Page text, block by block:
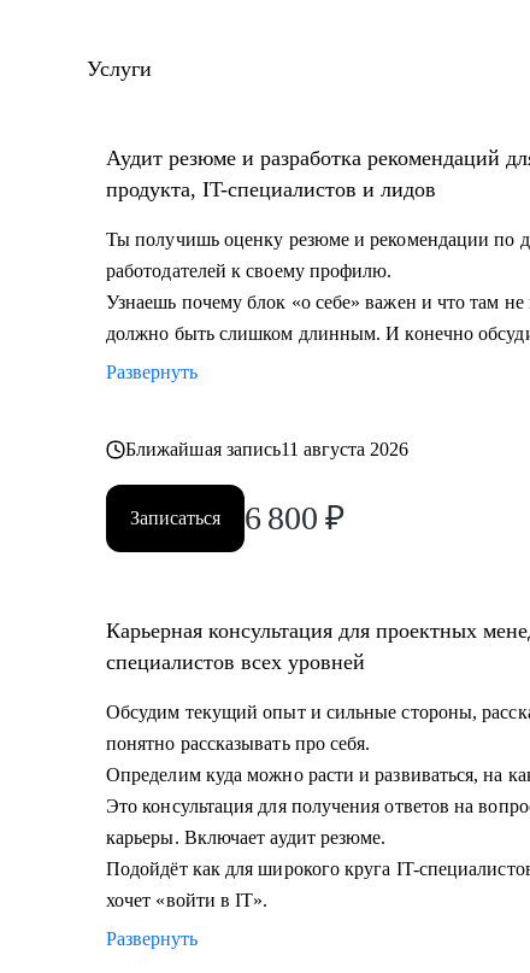
управление» для МИТУ
• Составить эффективное резюме
• Подготовиться к собеседованию в компанию
• Сформировать карьерную цель и определить
• Разобрать любой продуктовый, управленческий
• Дам рекомендации по управлению командой и её
• Начинающим и опытным управленцам
• Менеджерам продуктов, разработчикам,
• Тем, кто хочет сменить направление развития
Услуги
Аудит резюме и разработка рекомендаций
продукта, IT-специалистов и лидов
Ты получишь оценку резюме и рекомендации по
работодателей к своему профилю.
Узнаешь почему блок «о себе» важен и что там
должно быть слишком длинным. И конечно
Развернуть
Ближайшая запись11 августа 2026
Записаться 6 800 ₽
Карьерная консультация для проектных
специалистов всех уровней
Обсудим текущий опыт и сильные стороны,
понятно рассказывать про себя.
Определим куда можно расти и развиваться, на
Это консультация для получения ответов на
карьеры. Включает аудит резюме.
Подойдёт как для широкого круга IT-
хочет «войти в IT».
Развернуть